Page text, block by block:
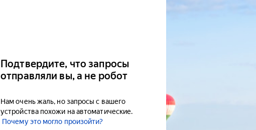
Подтвердите, что запросы
отправляли вы, а не робот
Нам очень жаль, но запросы с вашего
устройства похожи на автоматические.
Почему это могло произойти?